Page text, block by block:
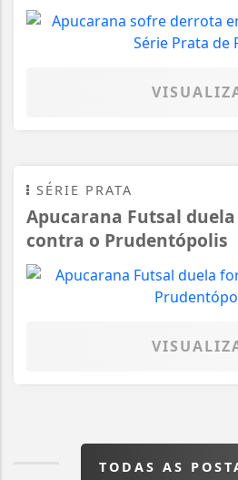
SÉRIE PRATA
Apucarana Futsal
contra o Prudentópolis
TODAS AS